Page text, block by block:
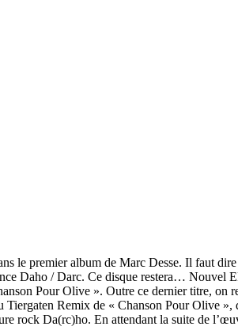
le premier album de Marc Desse. Il faut
Daho / Darc. Ce disque restera… Nouvel
Pour Olive ». Outre ce dernier titre,
Tiergaten Remix de « Chanson Pour
rock Da(rc)ho. En attendant la suite de